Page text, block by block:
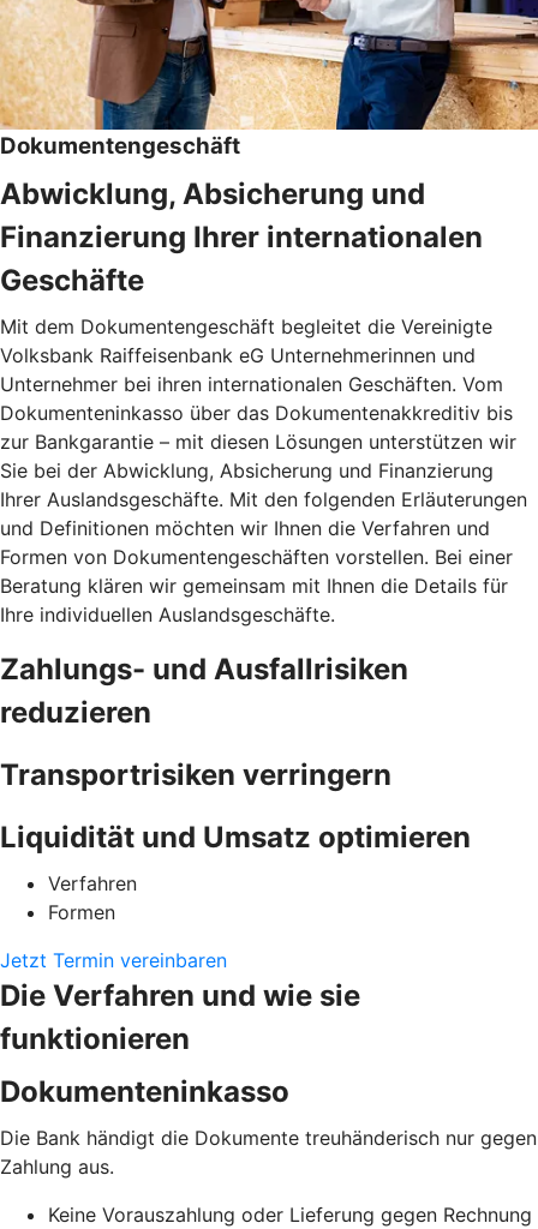
Dokumentengeschäft
Abwicklung, Absicherung und
Finanzierung Ihrer internationalen
Geschäfte
Mit dem Dokumentengeschäft begleitet die Vereinigte
Volksbank Raiffeisenbank eG Unternehmerinnen und
Unternehmer bei ihren internationalen Geschäften. Vom
Dokumenteninkasso über das Dokumentenakkreditiv bis
zur Bankgarantie – mit diesen Lösungen unterstützen wir
Sie bei der Abwicklung, Absicherung und Finanzierung
Ihrer Auslandsgeschäfte. Mit den folgenden Erläuterungen
und Definitionen möchten wir Ihnen die Verfahren und
Formen von Dokumentengeschäften vorstellen. Bei einer
Beratung klären wir gemeinsam mit Ihnen die Details für
Ihre individuellen Auslandsgeschäfte.
Zahlungs- und Ausfallrisiken
reduzieren
Transportrisiken verringern
Liquidität und Umsatz optimieren
Verfahren
Formen
Jetzt Termin vereinbaren
Die Verfahren und wie sie
funktionieren
Dokumenteninkasso
Die Bank händigt die Dokumente treuhänderisch nur gegen
Zahlung aus.
Keine Vorauszahlung oder Lieferung gegen Rechnung